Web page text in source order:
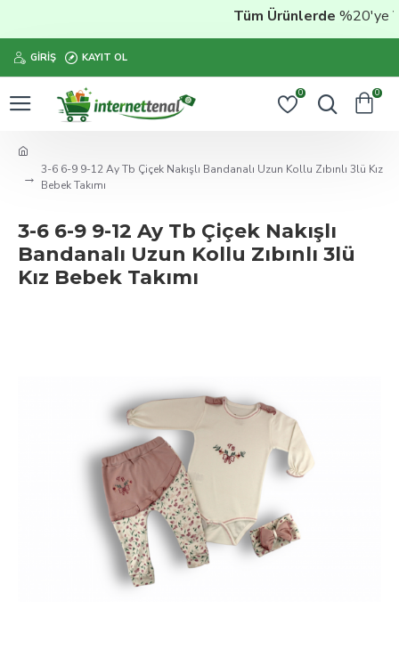
Tüm Ürünlerde%20'ye
GIRIŞ KAYIT OL
0 0
3-6 6-9 9-12 Ay Tb Çiçek Nakışlı Bandanalı Uzun Kollu Zıbınlı 3lü Kız
Bebek Takımı
3-6 6-9 9-12 Ay Tb Çiçek Nakışlı
Bandanalı Uzun Kollu Zıbınlı 3lü
Kız Bebek Takımı